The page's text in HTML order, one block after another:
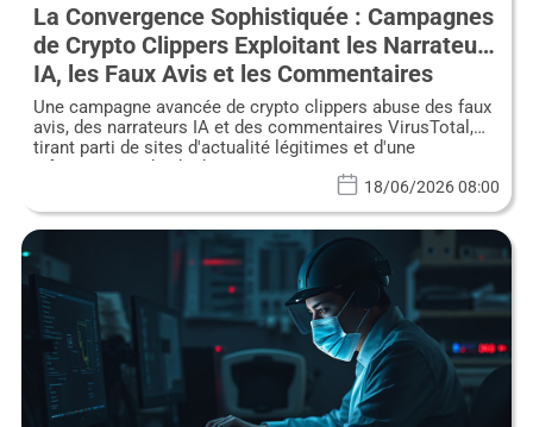
La Convergence Sophistiquée : Campagnes
de Crypto Clippers Exploitant les Narrateurs
IA, les Faux Avis et les Commentaires
VirusTotal
Une campagne avancée de crypto clippers abuse des faux
avis, des narrateurs IA et des commentaires VirusTotal,
tirant parti de sites d'actualité légitimes et d'une
infrastructure de phishing.
18/06/2026 08:00